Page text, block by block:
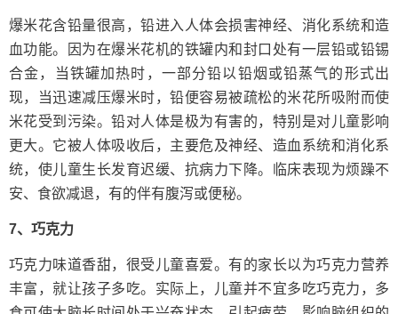
爆米花含铅量很高，铅进入人体会损害神经、消化系统和造
血功能。因为在爆米花机的铁罐内和封口处有一层铅或铅锡
合金，当铁罐加热时，一部分铅以铅烟或铅蒸气的形式出
现，当迅速减压爆米时，铅便容易被疏松的米花所吸附而使
米花受到污染。铅对人体是极为有害的，特别是对儿童影响
更大。它被人体吸收后，主要危及神经、造血系统和消化系
统，使儿童生长发育迟缓、抗病力下降。临床表现为烦躁不
安、食欲减退，有的伴有腹泻或便秘。
7、巧克力
巧克力味道香甜，很受儿童喜爱。有的家长以为巧克力营养
丰富，就让孩子多吃。实际上，儿童并不宜多吃巧克力，多